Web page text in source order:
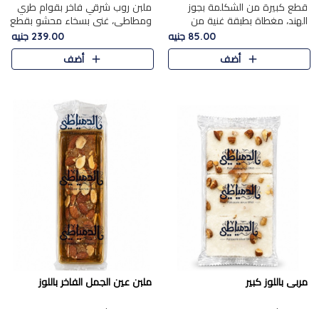
قطع كبيرة من الشكلمة بجوز
الهند، مغطاة بطبقة غنية من
الشوكولاتة الفاخرة لتجمع بين
القوام الطري من الداخل مركز جوز
الهند المطاطي والمذاق الغن..
85.00 جنيه
أضف
ملبن روب شرقي فاخر بقوام طري
ومطاطي، غني بسخاء محشو بقطع
عين الجمل والبندق المحمص التي
تضيف قرمشة مميزة مُرضية
ونكهة جوزية غنية في كل
239.00 جنيه
أضف
مربى باللوز كبير ملبن عين الجمل الفاخر باللوز